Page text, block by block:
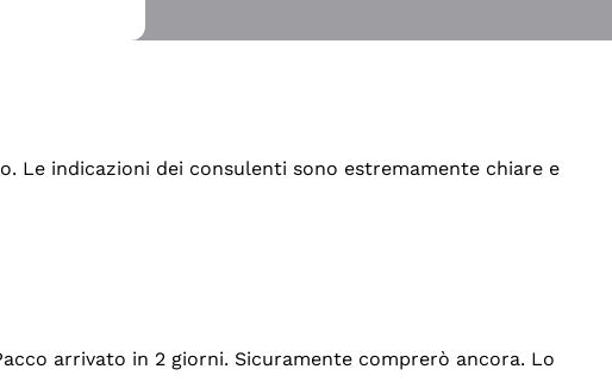
indicazioni dei consulenti sono estremamente chiare e
arrivato in 2 giorni. Sicuramente comprerò ancora. Lo